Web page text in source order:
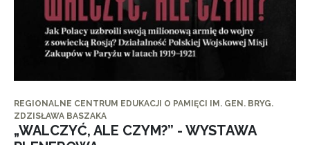
REGIONALNE CENTRUM EDUKACJI O PAMIĘCI IM. GEN. BRYG.
ZDZISŁAWA BASZAKA
„WALCZYĆ, ALE CZYM?” - WYSTAWA